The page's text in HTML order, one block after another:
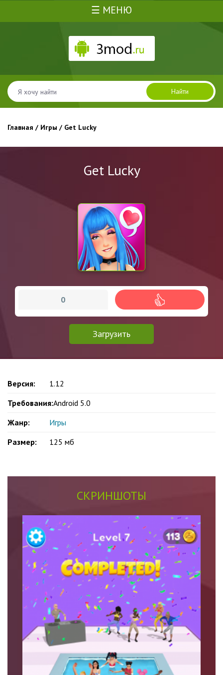
☰ МЕНЮ
Найти
Главная / Игры / Get Lucky
Get Lucky
Загрузить
0
Версия:
1.12
Требования:Android 5.0
Жанр:
Игры
Размер:
125 мб
СКРИНШОТЫ